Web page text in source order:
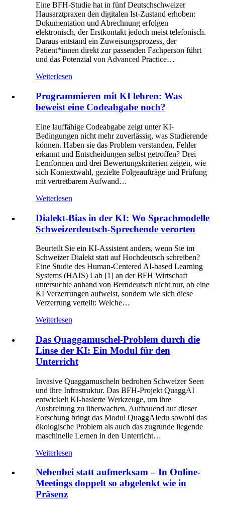
Eine BFH-Studie hat in fünf Deutschschweizer
Hausarztpraxen den digitalen Ist-Zustand erhoben:
Dokumentation und Abrechnung erfolgen
elektronisch, der Erstkontakt jedoch meist telefonisch.
Daraus entstand ein Zuweisungsprozess, der
Patient*innen direkt zur passenden Fachperson führt
und das Potenzial von Advanced Practice…
Weiterlesen
Programmieren mit KI lehren: Was
beweist eine Codeabgabe noch?
Eine lauffähige Codeabgabe zeigt unter KI-
Bedingungen nicht mehr zuverlässig, was Studierende
können. Haben sie das Problem verstanden, Fehler
erkannt und Entscheidungen selbst getroffen? Drei
Lernformen und drei Bewertungskriterien zeigen, wie
sich Kontextwahl, gezielte Folgeaufträge und Prüfung
mit vertretbarem Aufwand…
Weiterlesen
Dialekt-Bias in der KI: Wo Sprachmodelle
Schweizerdeutsch-Sprechende verorten
Beurteilt Sie ein KI-Assistent anders, wenn Sie im
Schweizer Dialekt statt auf Hochdeutsch schreiben?
Eine Studie des Human-Centered AI-based Learning
Systems (HAIS) Lab [1] an der BFH Wirtschaft
untersuchte anhand von Berndeutsch nicht nur, ob eine
KI Verzerrungen aufweist, sondern wie sich diese
Verzerrung verteilt: Welche…
Weiterlesen
Das Quaggamuschel-Problem durch die
Linse der KI: Ein Modul für den
Unterricht
Invasive Quaggamuscheln bedrohen Schweizer Seen
und ihre Infrastruktur. Das BFH-Projekt QuaggAI
entwickelt KI-basierte Werkzeuge, um ihre
Ausbreitung zu überwachen. Aufbauend auf dieser
Forschung bringt das Modul QuaggAIedu sowohl das
ökologische Problem als auch das zugrunde liegende
maschinelle Lernen in den Unterricht…
Weiterlesen
Nebenbei statt aufmerksam – In Online-
Meetings doppelt so abgelenkt wie in
Präsenz